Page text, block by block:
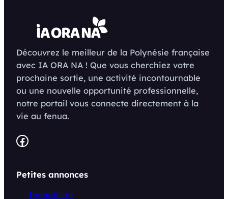
Découvrez le meilleur de la Polynésie française
avec IA ORA NA ! Que vous cherchiez votre
prochaine sortie, une activité incontournable
ou une nouvelle opportunité professionnelle,
notre portail vous connecte directement à la
vie au fenua.
Facebook
Petites annonces
Immobilier